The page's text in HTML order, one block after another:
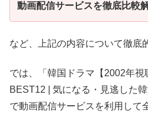
動画配信サービスを徹底比較
など、上記の内容について徹底
では、「韓国ドラマ【2002年
BEST12 | 気になる・見逃した
で動画配信サービスを利用して